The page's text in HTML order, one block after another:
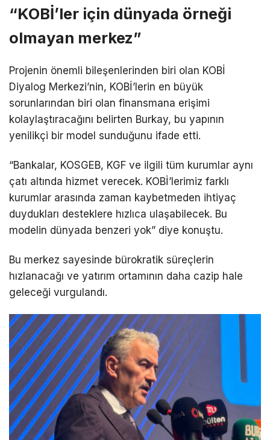
“KOBİ’ler için dünyada örneği
olmayan merkez”
Projenin önemli bileşenlerinden biri olan KOBİ
Diyalog Merkezi’nin, KOBİ’lerin en büyük
sorunlarından biri olan finansmana erişimi
kolaylaştıracağını belirten Burkay, bu yapının
yenilikçi bir model sunduğunu ifade etti.
“Bankalar, KOSGEB, KGF ve ilgili tüm kurumlar aynı
çatı altında hizmet verecek. KOBİ’lerimiz farklı
kurumlar arasında zaman kaybetmeden ihtiyaç
duydukları desteklere hızlıca ulaşabilecek. Bu
modelin dünyada benzeri yok” diye konuştu.
Bu merkez sayesinde bürokratik süreçlerin
hızlanacağı ve yatırım ortamının daha cazip hale
geleceği vurgulandı.